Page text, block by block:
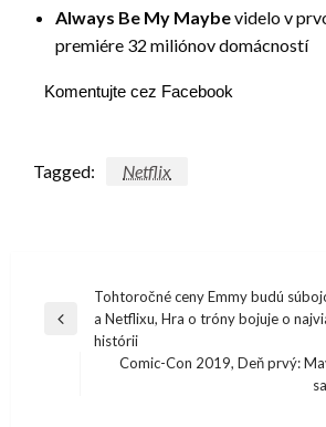
Always Be My Maybevidelo v
premiére 32 miliónov domácností
Komentujte cez Facebook
Tagged: Netflix
Navigácia
Previous
Tohtoročné ceny Emmy budú
a Netflixu, Hra o tróny bojuje o
histórii
Comic-Con 2019, Deň prvý: